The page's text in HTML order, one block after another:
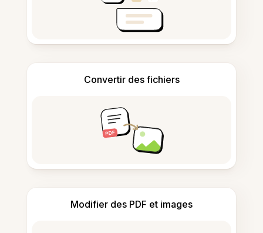
Convertir des fichiers
Modifier des PDF et images